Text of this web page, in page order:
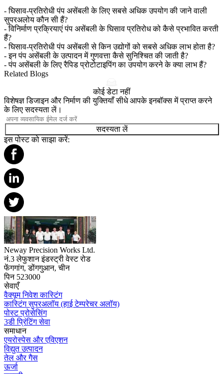
-घिसाव-प्रतिरोधी पंप असेंबली के लिए सबसे अधिक उपयोग की जाने वाली
सुपरअलोय कौन सी हैं?
-विनिर्माण प्रक्रियाएं पंप असेंबली के घिसाव प्रतिरोध को कैसे प्रभावित करती
हैं?
-घिसाव-प्रतिरोधी पंप असेंबली से किन उद्योगों को सबसे अधिक लाभ होता है?
-इन पंप असेंबली के उत्पादन में गुणवत्ता कैसे सुनिश्चित की जाती है?
-पंप असेंबली के लिए रैपिड प्रोटोटाइपिंग का उपयोग करने के क्या लाभ हैं?
Related Blogs
कोई डेटा नहीं
विशेषज्ञ डिजाइन और निर्माण की युक्तियाँ सीधे आपके इनबॉक्स में प्राप्त करने
के लिए सदस्यता लें।
सदस्यता लें
इस पोस्ट को साझा करें:
Neway Precision Works Ltd.
नं.3 लेफुशान इंडस्ट्री वेस्ट रोड
फेंगगांग, डोंगगुआन, चीन
पिन 523000
सेवाएँ
वैक्यूम निवेश कास्टिंग
कास्टिंग सुपरअलॉय (हाई टेम्परेचर अलॉय)
पोस्ट प्रोसेसिंग
3डी प्रिंटिंग सेवा
समाधान
एयरोस्पेस और एविएशन
विद्युत उत्पादन
तेल और गैस
ऊर्जा